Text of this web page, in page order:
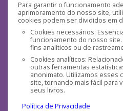
Para garantir o funcionamento
aprimoramento do nosso site,
cookies podem ser divididos em
Cookies necessários:
funcionamento do nosso
fins analíticos ou de
Cookies analíticos:
outras ferramentas
anonimato. Utilizamos esses
site, tornando mais fácil para
seus livros.
Política de Privacidade
Mídias